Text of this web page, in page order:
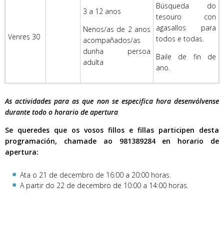
Venres 30
3 a 12 anos
Nenos/as de 2 anos
acompañados/as
dunha persoa
adulta
Búsqueda do
tesouro con
agasallos para
todos e todas.
Baile de fin de
ano.
As actividades para as que non se especifica hora desenvólvense
durante todo o horario de apertura
Se queredes que os vosos fillos e fillas participen desta
programación, chamade ao 981389284 en horario de
apertura:
Ata o 21 de decembro de 16:00 a 20:00 horas.
A partir do 22 de decembro de 10:00 a 14:00 horas.